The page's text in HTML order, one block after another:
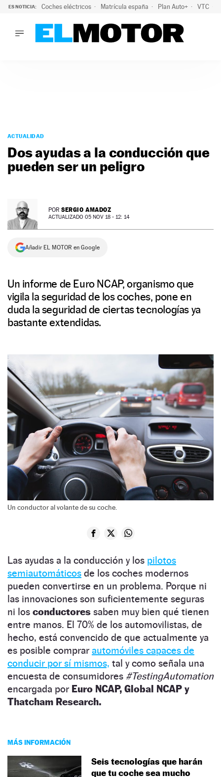
ES NOTICIA: Coches eléctricos Matrícula españa Plan Auto+ VTC
PODCAST
MOTOS
TECNOLOGÍA
SUPERCOCHES
PREMIOS
SERVICIOS
ACTUALIDAD
Dos ayudas a la conducción que
pueden ser un peligro
POR SERGIO AMADOZ
ACTUALIZADO 05 NOV 18 - 12: 14
Añadir EL MOTOR en Google
Un informe de Euro NCAP, organismo que
vigila la seguridad de los coches, pone en
duda la seguridad de ciertas tecnologías ya
bastante extendidas.
Un conductor al volante de su coche.
Las ayudas a la conducción y los pilotos
semiautomáticos de los coches modernos
pueden convertirse en un problema. Porque ni
las innovaciones son suficientemente seguras
ni los conductores saben muy bien qué tienen
entre manos. El 70% de los automovilistas, de
hecho, está convencido de que actualmente ya
es posible comprar automóviles capaces de
conducir por sí mismos, tal y como señala una
encuesta de consumidores #TestingAutomation
encargada por Euro NCAP, Global NCAP y
Thatcham Research.
MÁS INFORMACIÓN
Seis tecnologías que harán
que tu coche sea mucho